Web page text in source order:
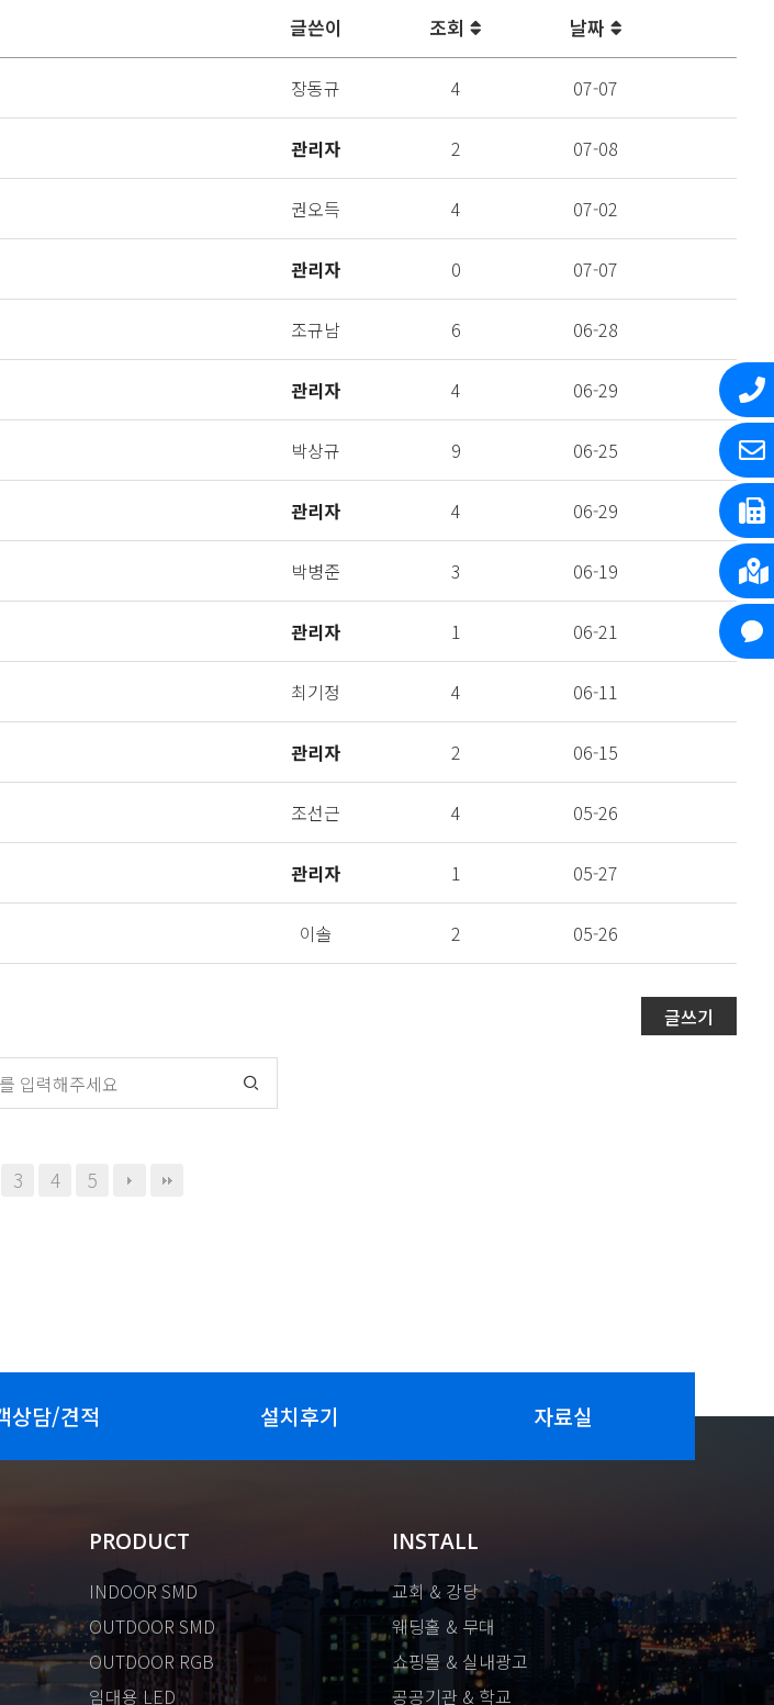
글쓴이 조회 날짜
장동규 4 07-07
관리자 2 07-08
권오득 4 07-02
관리자 0 07-07
조규남 6 06-28
관리자 4 06-29
박상규 9 06-25
관리자 4 06-29
박병준 3 06-19
관리자 1 06-21
최기정 4 06-11
관리자 2 06-15
조선근 4 05-26
관리자 1 05-27
이솔 2 05-26
글쓰기
3 4 5
상담/견적 설치후기 자료실
PRODUCT
INDOOR SMD
OUTDOOR SMD
OUTDOOR RGB
임대용 LED
INSTALL
교회 & 강당
웨딩홀 & 무대
쇼핑몰 & 실내광고
공공기관 & 학교